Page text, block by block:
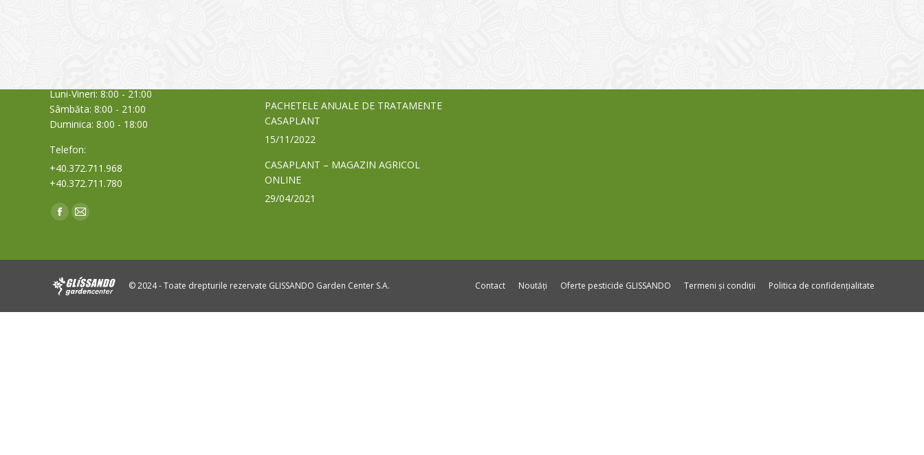
Luni-Vineri: 8:00 - 21:00
Sâmbăta: 8:00 - 21:00
Duminica: 8:00 - 18:00
Telefon:
+40.372.711.968
+40.372.711.780
Find us on:
Facebook
new
Mail
new
PACHETELE ANUALE DE TRATAMENTE
CASAPLANT
15/11/2022
CASAPLANT – MAGAZIN AGRICOL
ONLINE
29/04/2021
© 2024 - Toate drepturile rezervate GLISSANDO Garden Center S.A. Contact Noutăți Oferte pesticide GLISSANDO Termeni și condiții Politica de confidențialitate